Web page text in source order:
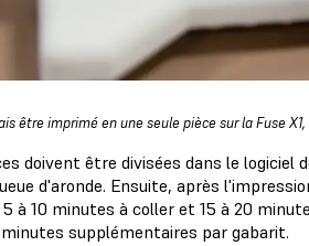
être imprimé en une seule pièce sur la Fuse
doivent être divisées dans le logiciel
d'aronde. Ensuite, après
à 10 minutes à coller et 15 à 20
supplémentaires par gabarit.